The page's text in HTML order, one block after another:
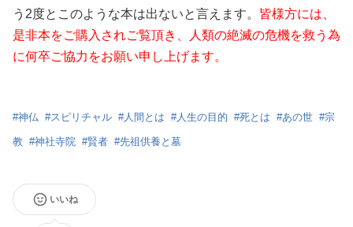
う2度とこのような本は出ないと言えます。 皆様方には、
是非本をご購入されご覧頂き、人類の絶滅の危機を救う為
に何卒ご協力をお願い申し上げます。
#神仏 #スピリチャル #人間とは #人生の目的 #死とは #あの世 #宗
教 #神社寺院 #賢者 #先祖供養と墓
いいね